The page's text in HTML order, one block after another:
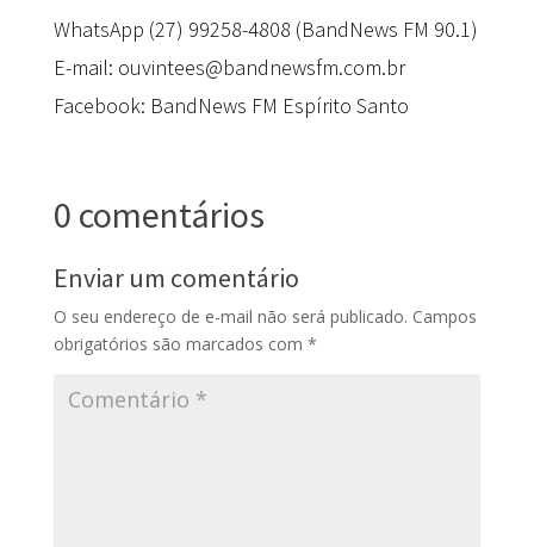
WhatsApp (27) 99258-4808 (BandNews FM 90.1)
E-mail: ouvintees@bandnewsfm.com.br
Facebook: BandNews FM Espírito Santo
0 comentários
Enviar um comentário
O seu endereço de e-mail não será publicado. Campos
obrigatórios são marcados com *